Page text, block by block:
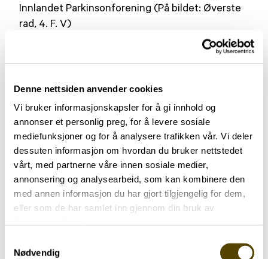
Denne nettsiden anvender cookies
Vi bruker informasjonskapsler for å gi innhold og
annonser et personlig preg, for å levere sosiale
mediefunksjoner og for å analysere trafikken vår. Vi deler
dessuten informasjon om hvordan du bruker nettstedet
vårt, med partnerne våre innen sosiale medier,
annonsering og analysearbeid, som kan kombinere den
med annen informasjon du har gjort tilgjengelig for dem,
eller som de har samlet inn gjennom din bruk av
Nødvendig
Innlandet Parkinsonforening (På bildet: Øverste
rad, 4. F. V)
Morgan Kittilsen,
rad, 5. F. V)
Forbundsstyremedlem:
Kirsten Rydland,
Nordland Parkinsonforening (På bildet: Andre
rad, 1. F. V)
Forbundsstyremedlem: Einar Furnes, Oslo og
Akershus Parkinsonforening (På bildet: Andre
rad, 2. F. V)
Solveig Leite Austnes, Møre og
Romsdal Parkinsonforening (På bildet: Andre rad,